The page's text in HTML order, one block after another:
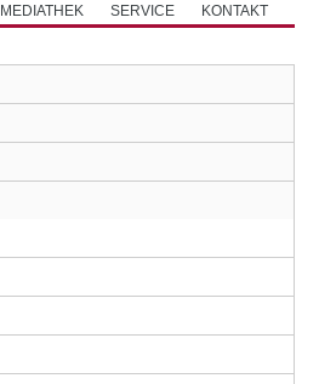
MEDIATHEK SERVICE KONTAKT